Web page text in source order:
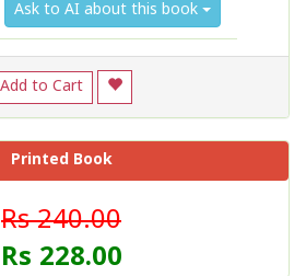
Ask to AI about this book
Add to Cart
Printed Book
Rs 240.00
Rs 228.00